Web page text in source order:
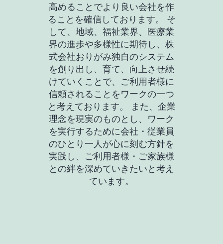
高めることでより良い会社を作
ることを確信しております。 そ
して、地域、福祉業界、医療業
界の進歩や多様性に期待し、株
式会社おりがみ独自のシステム
を創り出し、育て、向上させ続
けていくことで、ご利用者様に
信頼されることをワークの一つ
と考えております。 また、企業
理念を現実のものとし、ワーク
を実行するために会社・従業員
のひとり一人が心に刻む方針を
実践し、ご利用者様・ご家族様
との絆を深めていきたいと考え
ています。